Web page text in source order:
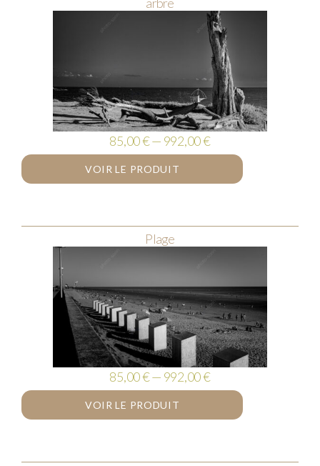
85,00 € — 992,00 €
VOIR LE PRODUIT
Plage
85,00 € — 992,00 €
VOIR LE PRODUIT